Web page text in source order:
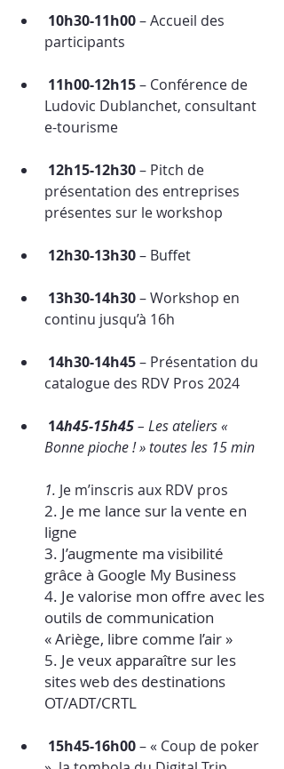
10h30-11h00 – Accueil des
participants
11h00-12h15 – Conférence de
Ludovic Dublanchet, consultant
e-tourisme
12h15-12h30 – Pitch de
présentation des entreprises
présentes sur le workshop
12h30-13h30 – Buffet
13h30-14h30 – Workshop en
continu jusqu’à 16h
14h30-14h45 – Présentation du
catalogue des RDV Pros 2024
14h45-15h45 – Les ateliers «
Bonne pioche ! » toutes les 15 min
1. Je m’inscris aux RDV pros
2. Je me lance sur la vente en
ligne
3. J’augmente ma visibilité
grâce à Google My Business
4. Je valorise mon offre avec les
outils de communication
« Ariège, libre comme l’air »
5. Je veux apparaître sur les
sites web des destinations
OT/ADT/CRTL
15h45-16h00 – « Coup de poker